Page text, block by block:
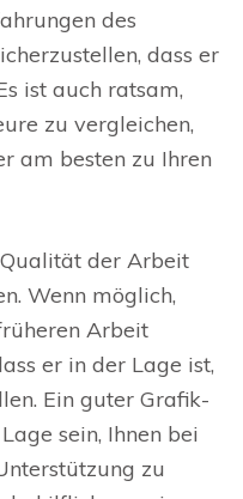
des
dass er
ist auch ratsam,
zu vergleichen,
am besten zu Ihren
der Arbeit
Wenn möglich,
Arbeit
er in der Lage ist,
Ein guter Grafik-
sein, Ihnen bei
zu